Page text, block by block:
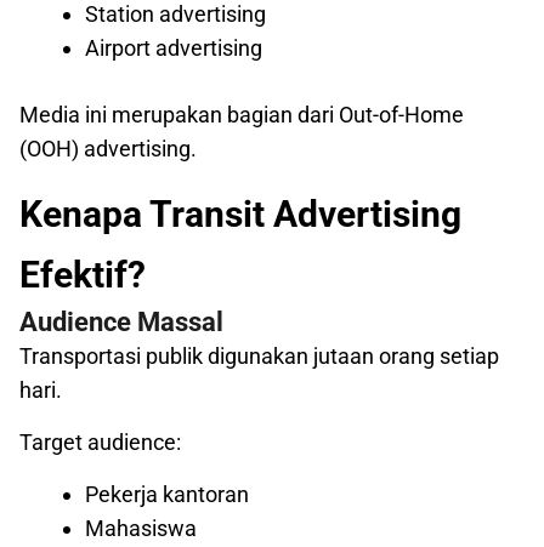
Station advertising
Airport advertising
Media ini merupakan bagian dari Out-of-Home
(OOH) advertising.
Kenapa Transit Advertising
Efektif?
Audience Massal
Transportasi publik digunakan jutaan orang setiap
hari.
Target audience:
Pekerja kantoran
Mahasiswa